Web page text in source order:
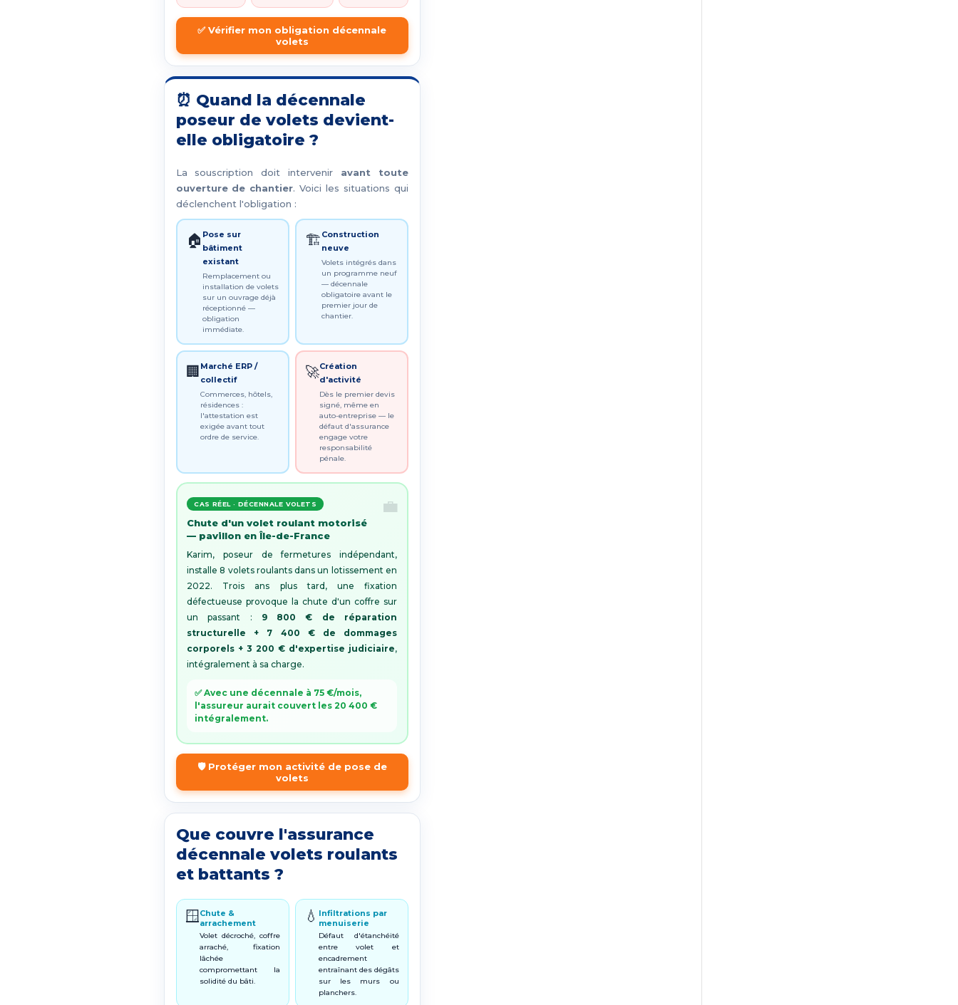
✅ Vérifier mon obligation décennale
volets
⏰ Quand la décennale
poseur de volets devient-
elle obligatoire ?
La souscription doit intervenir avant toute
ouverture de chantier. Voici les situations qui
déclenchent l'obligation :
🏠 Pose sur
bâtiment
existant
Remplacement ou
installation de volets
sur un ouvrage déjà
réceptionné —
obligation
immédiate.
🏗️ Construction
neuve
Volets intégrés dans
un programme neuf
— décennale
obligatoire avant le
premier jour de
chantier.
🏢 Marché ERP /
collectif
Commerces, hôtels,
résidences :
l'attestation est
exigée avant tout
ordre de service.
🚀Création
d'activité
Dès le premier devis
signé, même en
auto-entreprise — le
défaut d'assurance
engage votre
responsabilité
pénale.
CAS RÉEL · DÉCENNALE VOLETS
Chute d'un volet roulant motorisé
— pavillon en Île-de-France
Karim, poseur de fermetures indépendant,
installe 8 volets roulants dans un lotissement en
2022. Trois ans plus tard, une fixation
défectueuse provoque la chute d'un coffre sur
un passant : 9 800 € de réparation
structurelle + 7 400 € de dommages
corporels + 3 200 € d'expertise judiciaire,
intégralement à sa charge.
✅ Avec une décennale à 75 €/mois,
l'assureur aurait couvert les 20 400 €
intégralement.
🛡️ Protéger mon activité de pose de
volets
Que couvre l'assurance
décennale volets roulants
et battants ?
🪟 Chute &
arrachement
Volet décroché, coffre
arraché, fixation
lâchée
compromettant la
solidité du bâti.
💧 Infiltrations par
menuiserie
Défaut d'étanchéité
entre volet et
encadrement
entraînant des dégâts
sur les murs ou
planchers.